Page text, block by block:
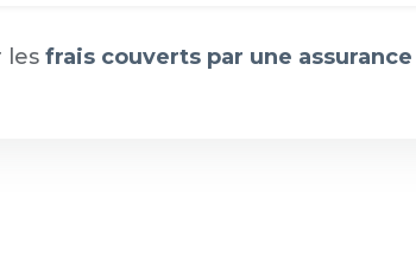
les frais couverts par une